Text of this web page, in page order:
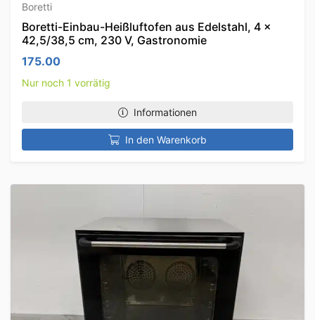
Boretti
Boretti-Einbau-Heißluftofen aus Edelstahl, 4 x
42,5/38,5 cm, 230 V, Gastronomie
175.00
Nur noch 1 vorrätig
Informationen
In den Warenkorb